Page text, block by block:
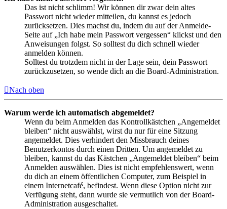
Das ist nicht schlimm! Wir können dir zwar dein altes
Passwort nicht wieder mitteilen, du kannst es jedoch
zurücksetzen. Dies machst du, indem du auf der Anmelde-
Seite auf „Ich habe mein Passwort vergessen“ klickst und den
Anweisungen folgst. So solltest du dich schnell wieder
anmelden können.
Solltest du trotzdem nicht in der Lage sein, dein Passwort
zurückzusetzen, so wende dich an die Board-Administration.
Nach oben
Warum werde ich automatisch abgemeldet?
Wenn du beim Anmelden das Kontrollkästchen „Angemeldet
bleiben“ nicht auswählst, wirst du nur für eine Sitzung
angemeldet. Dies verhindert den Missbrauch deines
Benutzerkontos durch einen Dritten. Um angemeldet zu
bleiben, kannst du das Kästchen „Angemeldet bleiben“ beim
Anmelden auswählen. Dies ist nicht empfehlenswert, wenn
du dich an einem öffentlichen Computer, zum Beispiel in
einem Internetcafé, befindest. Wenn diese Option nicht zur
Verfügung steht, dann wurde sie vermutlich von der Board-
Administration ausgeschaltet.